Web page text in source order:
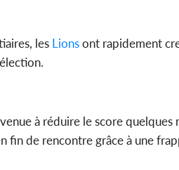
les Lionsont rapidement
à réduire le score
fin de rencontre grâce à une